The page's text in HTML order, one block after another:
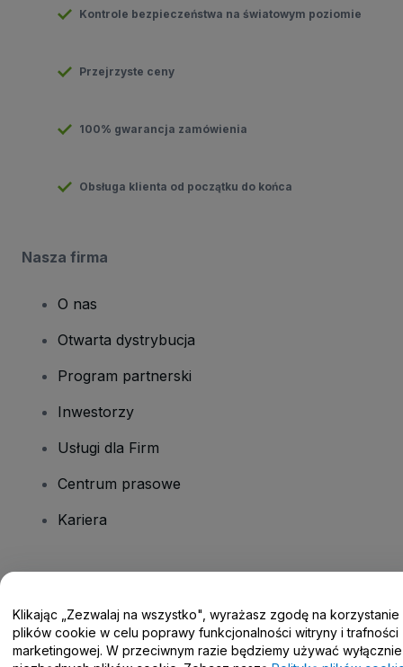
Kontrole bezpieczeństwa na światowym poziomie
Przejrzyste ceny
100% gwarancja zamówienia
Obsługa klienta od początku do końca
Nasza firma
O nas
Otwarta dystrybucja
Program partnerski
Inwestorzy
Usługi dla Firm
Centrum prasowe
Kariera
Centrum pomocy / Skontaktuj się z nami
Klikając „Zezwalaj na wszystko", wyrażasz zgodę na korzystanie
plików cookie w celu poprawy funkcjonalności witryny i trafności
marketingowej. W przeciwnym razie będziemy używać wyłącznie